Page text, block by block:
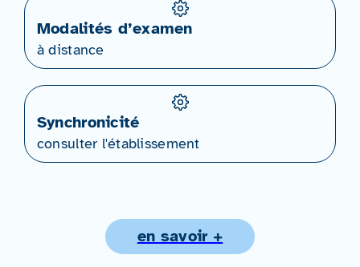
Modalités d’examen
à distance
Synchronicité
consulter l'établissement
en savoir +